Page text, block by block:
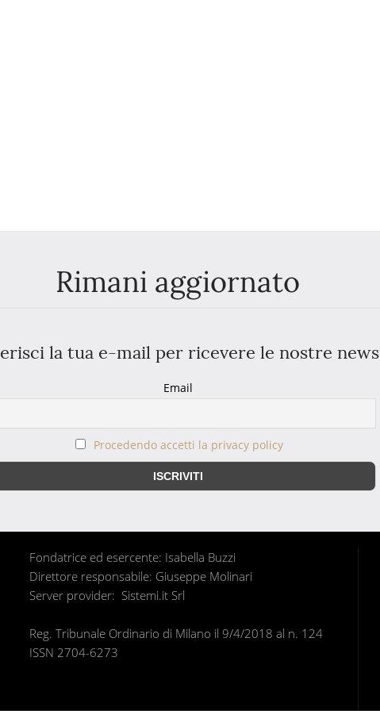
Rimani aggiornato
la tua e-mail per ricevere le nostre news
Email
Procedendo accetti la privacy policy
Fondatrice ed esercente: Isabella Buzzi
Direttore responsabile: Giuseppe Molinari
Server provider: Sistemi.it Srl
Reg. Tribunale Ordinario di Milano il 9/4/2018 al n. 124
ISSN 2704-6273